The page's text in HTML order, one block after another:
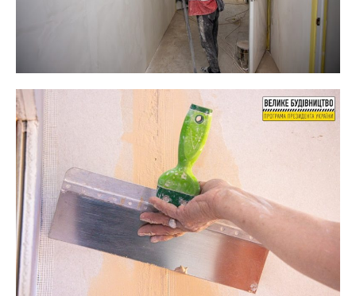
Партнерский материал
МІТКИ: НОВОСТИ НИКОПОЛЯ
УКРАИНЫ,СТРОИТЕЛЬСТВО